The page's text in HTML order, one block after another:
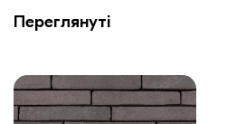
Переглянуті